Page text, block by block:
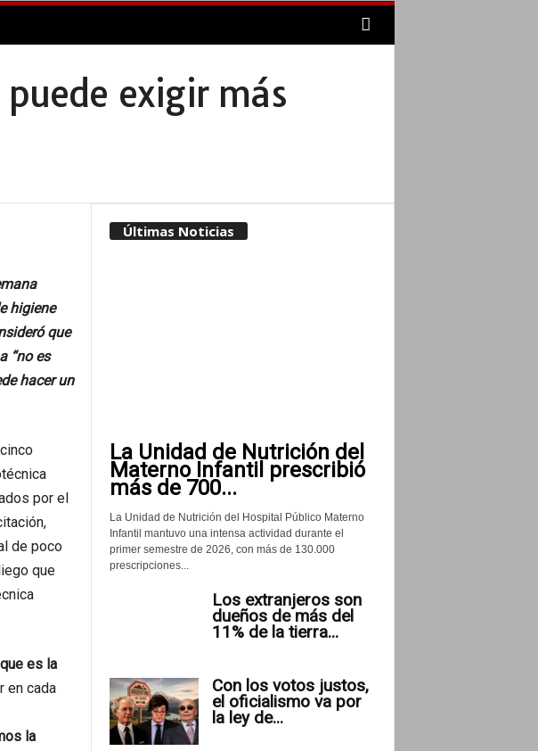
exigir más
higiene
que
“no es
hacer un
por el
de poco
que
es la
en cada
la
Últimas Noticias
La Unidad de Nutrición del
Materno Infantil prescribió
más de 700...
La Unidad de Nutrición del Hospital Público Materno
Infantil mantuvo una intensa actividad durante el
primer semestre de 2026, con más de 130.000
prescripciones...
Los extranjeros son
dueños de más del
11% de la tierra...
Con los votos justos,
el oficialismo va por
la ley de...